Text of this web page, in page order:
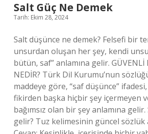
Salt Güç Ne Demek
Tarih: Ekim 28, 2024
Salt düşünce ne demek? Felsefi bir
unsurdan oluşan her şey, kendi
bütün, saf” anlamına gelir. GÜVENLİ
NEDİR? Türk Dil Kurumu’nun
maddeye göre, “saf düşünce”
fikirden başka hiçbir şey içermeyen
bağımsız olan bir şey anlamına
gelir? Tuz kelimesinin güncel sözlük